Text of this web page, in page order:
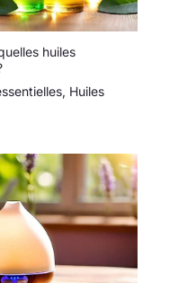
huiles
, Huiles